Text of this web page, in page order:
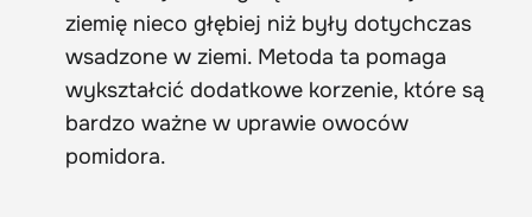
ziemię nieco głębiej niż były dotychczas
wsadzone w ziemi. Metoda ta pomaga
wykształcić dodatkowe korzenie, które są
bardzo ważne w uprawie owoców
pomidora.